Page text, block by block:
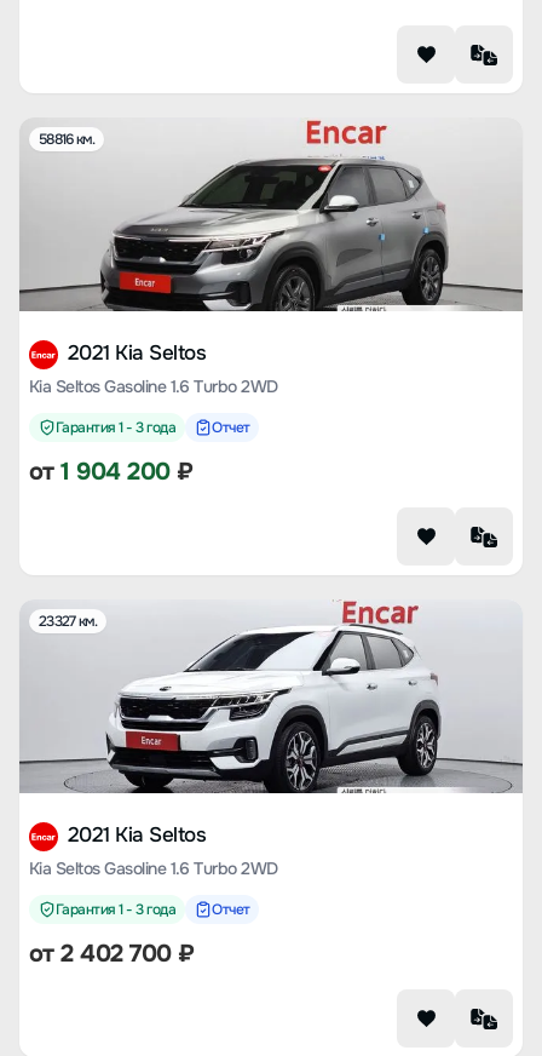
58816 км.
2021 Kia Seltos
Kia Seltos Gasoline 1.6 Turbo 2WD
Гарантия 1 - 3 года Отчет
от1 904 200₽
23327 км.
2021 Kia Seltos
Kia Seltos Gasoline 1.6 Turbo 2WD
Гарантия 1 - 3 года Отчет
от2 402 700₽